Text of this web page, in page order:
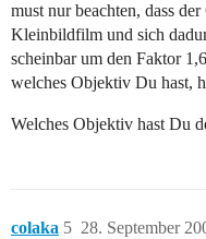
must nur beachten, dass
Kleinbildfilm und sich
scheinbar um den Faktor
welches Objektiv Du hast,
Welches Objektiv hast Du
colaka 28. September
5